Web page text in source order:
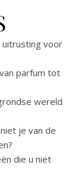
uitrusting voor
parfum tot
wereld
je van de
die u niet